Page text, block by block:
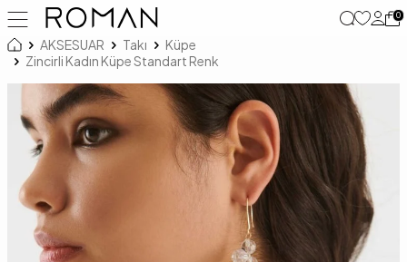
0
AKSESUAR Takı
Küpe
Zincirli Kadın Küpe Standart Renk